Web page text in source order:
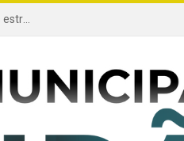
Projeto de autoria do presidente Gessé Maranata que protege as estradas vicinais de Trairão é transformado em lei